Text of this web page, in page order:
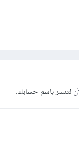
لتنشر باسم حسابك.